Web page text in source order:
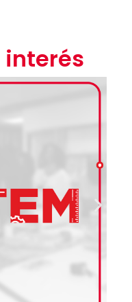
interés